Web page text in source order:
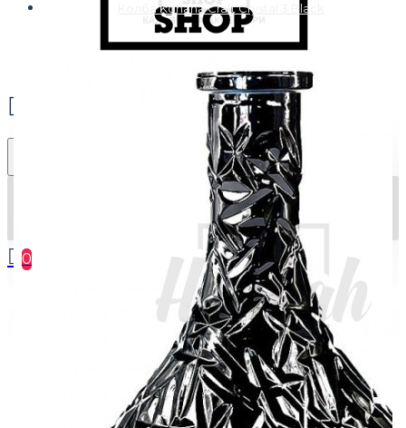
0
Ваш кошик порожній :(
Колба Kohana Craft Crystal 3 Black